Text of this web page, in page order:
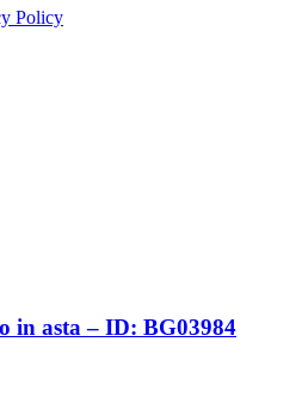
Policy
in asta – ID: BG03984